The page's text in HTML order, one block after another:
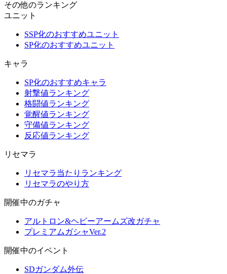
その他のランキング
ユニット
SSP化のおすすめユニット
SP化のおすすめユニット
キャラ
SP化のおすすめキャラ
射撃値ランキング
格闘値ランキング
覚醒値ランキング
守備値ランキング
反応値ランキング
リセマラ
リセマラ当たりランキング
リセマラのやり方
開催中のガチャ
アルトロン&ヘビーアームズ改ガチャ
プレミアムガシャVer.2
開催中のイベント
SDガンダム外伝